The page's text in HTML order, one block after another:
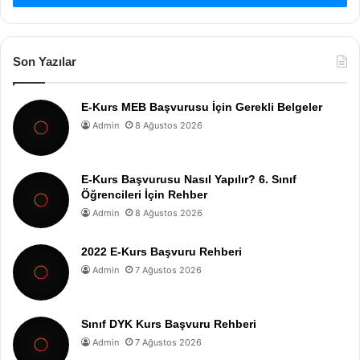
Son Yazılar
E-Kurs MEB Başvurusu İçin Gerekli Belgeler
Admin 8 Ağustos 2026
E-Kurs Başvurusu Nasıl Yapılır? 6. Sınıf
Öğrencileri İçin Rehber
Admin 8 Ağustos 2026
2022 E-Kurs Başvuru Rehberi
Admin 7 Ağustos 2026
Sınıf DYK Kurs Başvuru Rehberi
Admin 7 Ağustos 2026